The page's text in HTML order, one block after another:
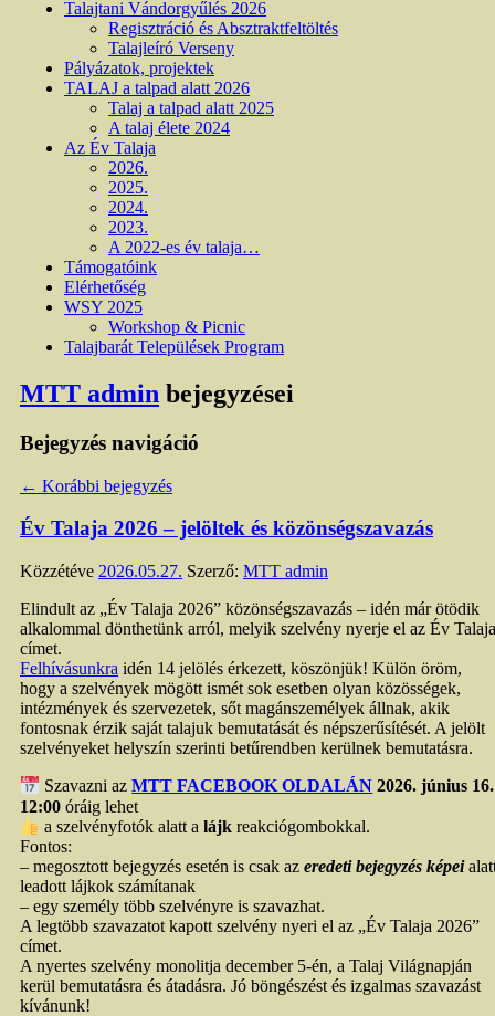
Talajtani Vándorgyűlés 2026
Regisztráció és Absztraktfeltöltés
Talajleíró Verseny
Pályázatok, projektek
TALAJ a talpad alatt 2026
Talaj a talpad alatt 2025
A talaj élete 2024
Az Év Talaja
2026.
2025.
2024.
2023.
A 2022-es év talaja…
Támogatóink
Elérhetőség
WSY 2025
Workshop & Picnic
Talajbarát Települések Program
MTT admin bejegyzései
Bejegyzés navigáció
← Korábbi bejegyzés
Év Talaja 2026 – jelöltek és közönségszavazás
Közzétéve 2026.05.27. Szerző: MTT admin
Elindult az „Év Talaja 2026” közönségszavazás – idén már ötödik
alkalommal dönthetünk arról, melyik szelvény nyerje el az Év Talaja
címet.
Felhívásunkra idén 14 jelölés érkezett, köszönjük! Külön öröm,
hogy a szelvények mögött ismét sok esetben olyan közösségek,
intézmények és szervezetek, sőt magánszemélyek állnak, akik
fontosnak érzik saját talajuk bemutatását és népszerűsítését. A jelölt
szelvényeket helyszín szerinti betűrendben kerülnek bemutatásra.
Szavazni azMTT FACEBOOK OLDALÁN 2026. június 16.
12:00 óráig lehet
a szelvényfotók alatt alájkreakciógombokkal.
Fontos:
– megosztott bejegyzés esetén is csak az eredeti bejegyzés képei
leadott lájkok számítanak
– egy személy több szelvényre is szavazhat.
A legtöbb szavazatot kapott szelvény nyeri el az „Év Talaja 2026”
címet.
A nyertes szelvény monolitja december 5-én, a Talaj Világnapján
kerül bemutatásra és átadásra. Jó böngészést és izgalmas szavazást
kívánunk!